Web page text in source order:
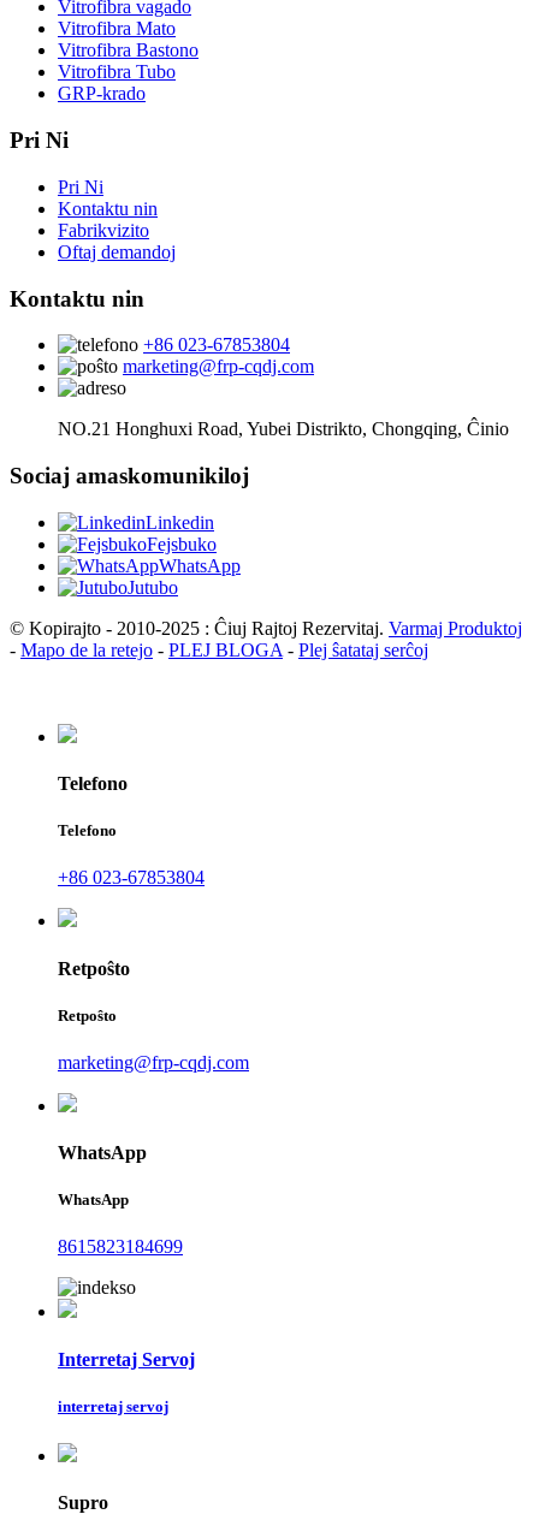
Vitrofibra vagado
Vitrofibra Mato
Vitrofibra Bastono
Vitrofibra Tubo
GRP-krado
Pri Ni
Pri Ni
Kontaktu nin
Fabrikvizito
Oftaj demandoj
Kontaktu nin
+86 023-67853804
marketing@frp-cqdj.com
NO.21 Honghuxi Road, Yubei Distrikto, Chongqing, Ĉinio
Sociaj amaskomunikiloj
Linkedin
Fejsbuko
WhatsApp
Jutubo
© Kopirajto - 2010-2025 : Ĉiuj Rajtoj Rezervitaj. Varmaj Produktoj
- Mapo de la retejo - PLEJ BLOGA - Plej ŝatataj serĉoj
Telefono
Telefono
+86 023-67853804
Retpoŝto
Retpoŝto
marketing@frp-cqdj.com
WhatsApp
WhatsApp
8615823184699
Interretaj Servoj
interretaj servoj
Supro